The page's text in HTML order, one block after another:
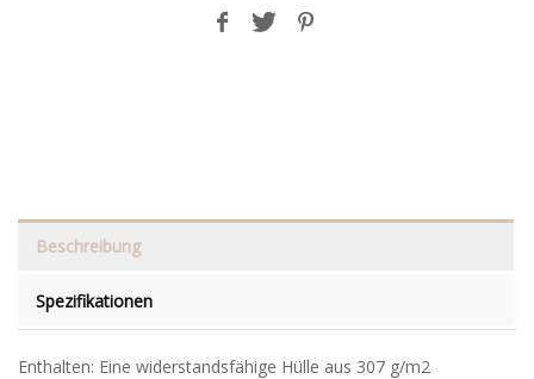
Beschreibung
Spezifikationen
Enthalten: Eine widerstandsfähige Hülle aus 307 g/m2